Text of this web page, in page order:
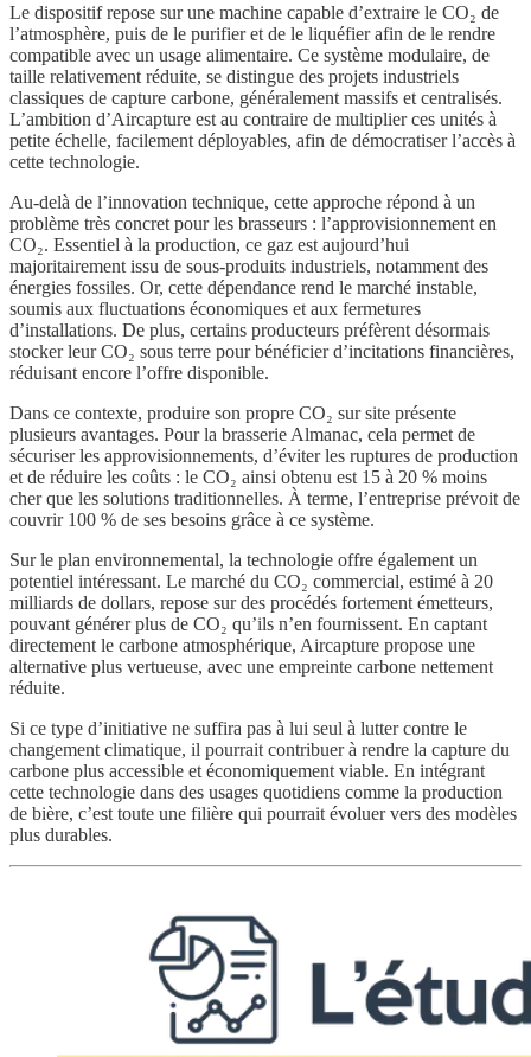
Le dispositif repose sur une machine capable d’extraire le CO₂ de
l’atmosphère, puis de le purifier et de le liquéfier afin de le rendre
compatible avec un usage alimentaire. Ce système modulaire, de
taille relativement réduite, se distingue des projets industriels
classiques de capture carbone, généralement massifs et centralisés.
L’ambition d’Aircapture est au contraire de multiplier ces unités à
petite échelle, facilement déployables, afin de démocratiser l’accès à
cette technologie.
Au-delà de l’innovation technique, cette approche répond à un
problème très concret pour les brasseurs : l’approvisionnement en
CO₂. Essentiel à la production, ce gaz est aujourd’hui
majoritairement issu de sous-produits industriels, notamment des
énergies fossiles. Or, cette dépendance rend le marché instable,
soumis aux fluctuations économiques et aux fermetures
d’installations. De plus, certains producteurs préfèrent désormais
stocker leur CO₂ sous terre pour bénéficier d’incitations financières,
réduisant encore l’offre disponible.
Dans ce contexte, produire son propre CO₂ sur site présente
plusieurs avantages. Pour la brasserie Almanac, cela permet de
sécuriser les approvisionnements, d’éviter les ruptures de production
et de réduire les coûts : le CO₂ ainsi obtenu est 15 à 20 % moins
cher que les solutions traditionnelles. À terme, l’entreprise prévoit de
couvrir 100 % de ses besoins grâce à ce système.
Sur le plan environnemental, la technologie offre également un
potentiel intéressant. Le marché du CO₂ commercial, estimé à 20
milliards de dollars, repose sur des procédés fortement émetteurs,
pouvant générer plus de CO₂ qu’ils n’en fournissent. En captant
directement le carbone atmosphérique, Aircapture propose une
alternative plus vertueuse, avec une empreinte carbone nettement
réduite.
Si ce type d’initiative ne suffira pas à lui seul à lutter contre le
changement climatique, il pourrait contribuer à rendre la capture du
carbone plus accessible et économiquement viable. En intégrant
cette technologie dans des usages quotidiens comme la production
de bière, c’est toute une filière qui pourrait évoluer vers des modèles
plus durables.